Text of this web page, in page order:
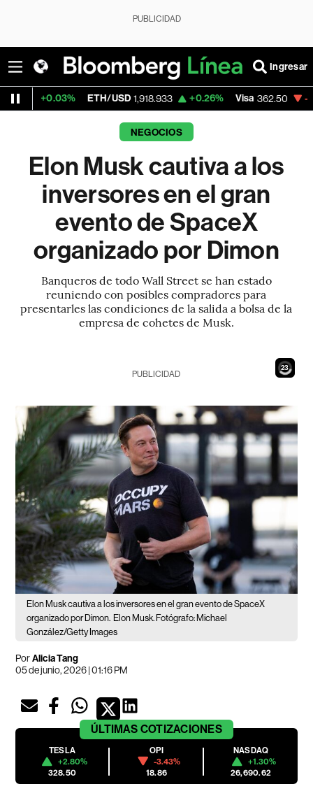
PUBLICIDAD
Ingresar
ETH/USD 1,918.933 +0.26% Visa 362.50 -2.15%
NEGOCIOS
Elon Musk cautiva a los
inversores en el gran
evento de SpaceX
organizado por Dimon
Banqueros de todo Wall Street se han estado
reuniendo con posibles compradores para
presentarles las condiciones de la salida a bolsa de la
empresa de cohetes de Musk.
21
PUBLICIDAD
Elon Musk cautiva a los inversores en el gran evento de SpaceX
organizado por Dimon. Elon Musk. Fotógrafo: Michael
González/Getty Images
PorAlicia Tang
05 de junio, 2026 | 01:16 PM
ÚLTIMAS COTIZACIONES
TESLA
+2.80%
328.50
OPI
-3.43%
18.86
NASDAQ
+1.30%
26,690.62